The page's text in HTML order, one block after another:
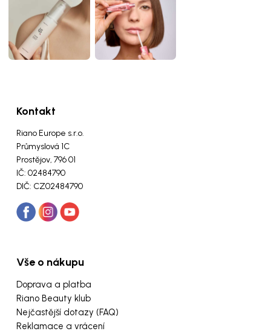
Kontakt
Riano Europe s.r.o.
Průmyslová 1C
Prostějov, 796 01
IČ: 02484790
DIČ: CZ02484790
Vše o nákupu
Doprava a platba
Riano Beauty klub
Nejčastější dotazy (FAQ)
Reklamace a vrácení